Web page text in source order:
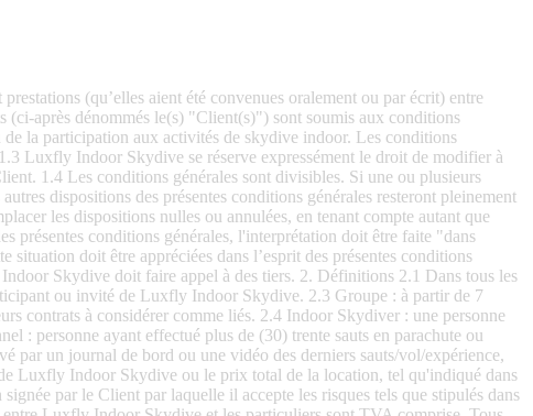
du Contrat, des coûts supplémentaires sont encourus et/ou des risques supplémentaires sont présents, Luxfly Indoor Skydive aura le droit de facturer un supplément sur le prix convenu, proportionnel à ces risques et coûts à encourir. 4. Devis 4.1 Chaque devis est fait sans engagement et valable pour une durée maximale de trente (30) jours, sauf accord écrit contraire. 4.2 En cas d'acceptation d'un devis sans engagement par le client, Luxfly Indoor Skydive se réserve le droit de révoquer le devis ou de s'en écarter dans les trois jours ouvrables suivant la réception de l'acceptation. Dans le cas où Luxfly Indoor Skydive exerce son droit de s'écarter du devis, elle en informera immédiatement le client par écrit. 4.3 Les engagements verbaux ne lient Luxfly Indoor Skydive qu'après avoir été explicitement confirmés par écrit et/ou après l'exécution de cet engagement. 4.4 Luxfly Indoor Skydive ne peut être tenue responsable de ses devis ou offres si le Client peut raisonnablement comprendre que les devis ou offres, ou une partie de ceux-ci, contiennent une erreur manifeste, une erreur d’écriture une omission ou toute autre forme d’erreur matérielle. 4.5 Les devis sont basés sur les circonstances et les valeurs actuelles des salaires, des matériaux, des licences et des autres services, ainsi que sur l'état du marché à ce moment-là. Si les valeurs mentionnées (de manière non exhaustive) changent, si une évolution du marché a lieu, si des modifications législatives sont apportées, etc. Luxfly Indoor Skydive a le droit d'ajuster les prix proportionnellement. 4.6 Chaque devis est basé sur des performances dans des circonstances normales et prévisibles. 5. Contrat et exécution 5.1 Le Contrat est conclu par l’acceptation écrite par le Client d’un devis de Luxfly Indoor Skydive, ou par l’acceptation ou l’exécution écrite par Luxfly Indoor Skydive d’une commande/ demande du Client. Le Contrat ne sera contraignant pour Luxfly Indoor Skydive qu'après le paiement de la valeur de la réservation par le Client, conformément à l'article 3 des conditions générales. 5.2 Les réservations sont effectués en personne (au guichet), par téléphone, par écrit ou par voie électronique via le formulaire de réservation numérique disponible sur internet de Luxfly Indoor Skydive. Des conditions peuvent être imposées à la réservation par Luxfly Indoor Skydive comme remplir un formulaire de réservation. 5.3 Le contrat remplace tous les accords et/ou arrangements écrits et/oraux conclus précédemment. 5.4 Luxfly Indoor Skydive met tout en oeuvre pour répondre à ses obligations contractuelles et aux attentes de ses Clients. Luxfly Indoor Skydive mettra tout en œuvre pour exécuter au mieux de ses connaissances et de ses capacités le contrat qui implique une obligation de moyen. 5.5 Luxfly Indoor Skydive peut facturer séparément les travaux supplémentaires effectués par elle ou par un tiers, dès qu’elle a connaissance du montant à facturer. Tout ce qui est effectué par Luxfly Indoor Skydive pendant l’exécution du contrat en plus des travaux expressément prévus dans le contrat ou la confirmation de commande est considéré comme un travail supplémentaire. 6. Annulation des activités 6.1 Si un Groupe/Client a effectué une réservation pour une des activité